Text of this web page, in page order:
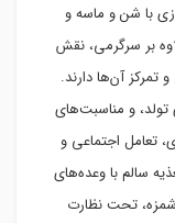
با شن و ماسه و
بر سرگرمی، نقش
آن‌ها دارند.
و مناسبت‌های
تعامل اجتماعی و
سالم با وعده‌های
تحت نظارت